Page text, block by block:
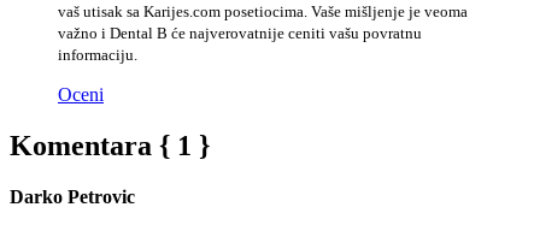
vaš utisak sa Karijes.com posetiocima. Vaše mišljenje je veoma
važno i Dental B će najverovatnije ceniti vašu povratnu
informaciju.
Oceni
Komentara { 1 }
Darko Petrovic